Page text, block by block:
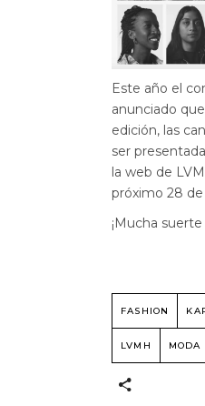
Este año el
anunciado
edición, las
ser
la web de
próximo 28
¡Mucha
FASHION
LVMH MODA